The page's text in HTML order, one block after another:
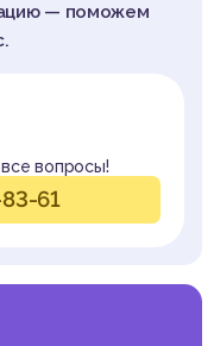
— поможем
вопросы!
61